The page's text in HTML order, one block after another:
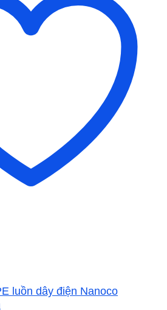
luồn dây điện Nanoco